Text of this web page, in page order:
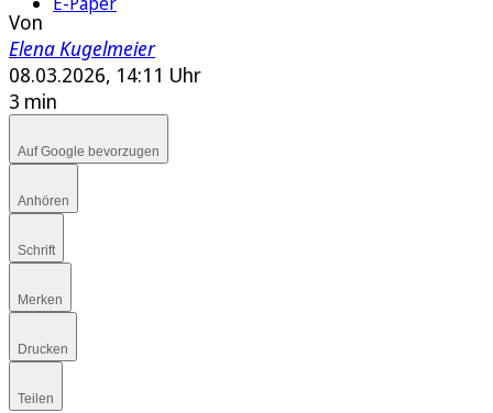
Von
Elena Kugelmeier
08.03.2026, 14:11 Uhr
3 min
Auf Google bevorzugen
Anhören
Schrift
Merken
Drucken
Teilen